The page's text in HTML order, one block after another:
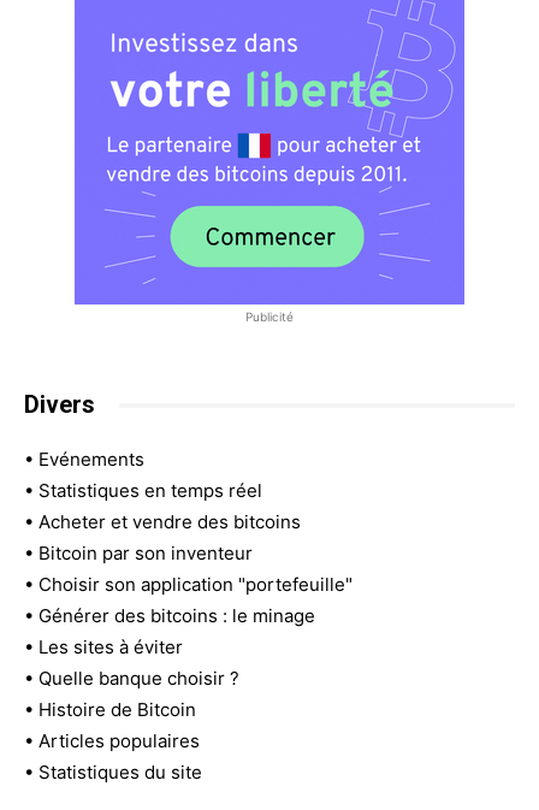
Publicité
Divers
• Evénements
• Statistiques en temps réel
• Acheter et vendre des bitcoins
• Bitcoin par son inventeur
• Choisir son application "portefeuille"
• Générer des bitcoins : le minage
• Les sites à éviter
• Quelle banque choisir ?
• Histoire de Bitcoin
• Articles populaires
• Statistiques du site